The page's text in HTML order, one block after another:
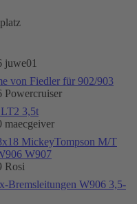
juwe01
von Fiedler für 902/903
Powercruiser
3,5t
maecgeiver
MickeyTompson M/T
W907
Rosi
Bremsleitungen W906 3,5-